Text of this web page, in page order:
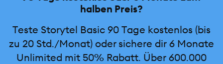
halben Preis?
Teste Storytel Basic 90 Tage kostenlos (bis
zu 20 Std./Monat) oder sichere dir 6 Monate
Unlimited mit 50% Rabatt. Über 600.000